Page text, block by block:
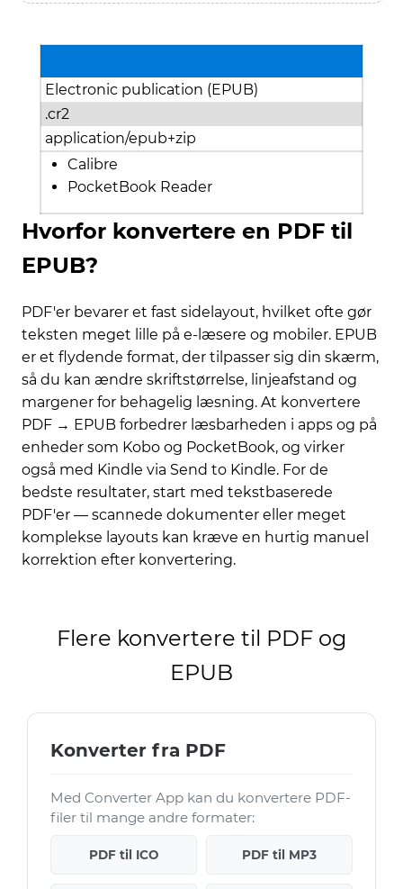
Electronic publication (EPUB)
.cr2
application/epub+zip
Calibre
PocketBook Reader
Hvorfor konvertere en PDF til
EPUB?
PDF'er bevarer et fast sidelayout, hvilket ofte gør
teksten meget lille på e-læsere og mobiler. EPUB
er et flydende format, der tilpasser sig din skærm,
så du kan ændre skriftstørrelse, linjeafstand og
margener for behagelig læsning. At konvertere
PDF → EPUB forbedrer læsbarheden i apps og på
enheder som Kobo og PocketBook, og virker
også med Kindle via Send to Kindle. For de
bedste resultater, start med tekstbaserede
PDF'er — scannede dokumenter eller meget
komplekse layouts kan kræve en hurtig manuel
korrektion efter konvertering.
Flere konvertere til PDF og
EPUB
Konverter fra PDF
Med Converter App kan du konvertere PDF-
filer til mange andre formater:
PDF til ICO PDF til MP3